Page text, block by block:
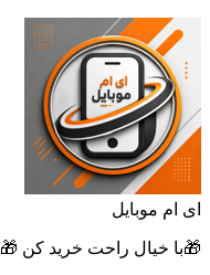
ای ام موبایل
🎁با خیال راحت خرید کن 🎁